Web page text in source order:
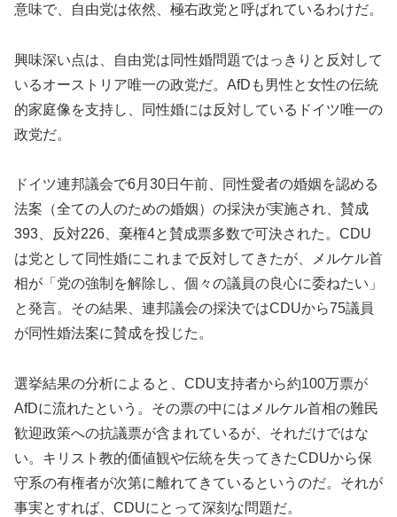
意味で、自由党は依然、極右政党と呼ばれているわけだ。
興味深い点は、自由党は同性婚問題ではっきりと反対して
いるオーストリア唯一の政党だ。AfDも男性と女性の伝統
的家庭像を支持し、同性婚には反対しているドイツ唯一の
政党だ。
ドイツ連邦議会で6月30日午前、同性愛者の婚姻を認める
法案（全ての人のための婚姻）の採決が実施され、賛成
393、反対226、棄権4と賛成票多数で可決された。CDU
は党として同性婚にこれまで反対してきたが、メルケル首
相が「党の強制を解除し、個々の議員の良心に委ねたい」
と発言。その結果、連邦議会の採決ではCDUから75議員
が同性婚法案に賛成を投じた。
選挙結果の分析によると、CDU支持者から約100万票が
AfDに流れたという。その票の中にはメルケル首相の難民
歓迎政策への抗議票が含まれているが、それだけではな
い。キリスト教的価値観や伝統を失ってきたCDUから保
守系の有権者が次第に離れてきているというのだ。それが
事実とすれば、CDUにとって深刻な問題だ。